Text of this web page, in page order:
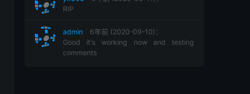
RIP
admin
6年前 (2020-09-10)：
Good it's working now and testing
comments